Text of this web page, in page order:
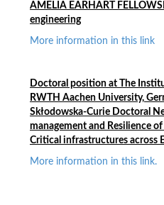
AMELIA EARHART
engineering
More information in this link
Doctoral position at
The
RWTH Aachen University,
Skłodowska-Curie Doctoral
management and Resilience
Critical infrastructures across
More information in this link.